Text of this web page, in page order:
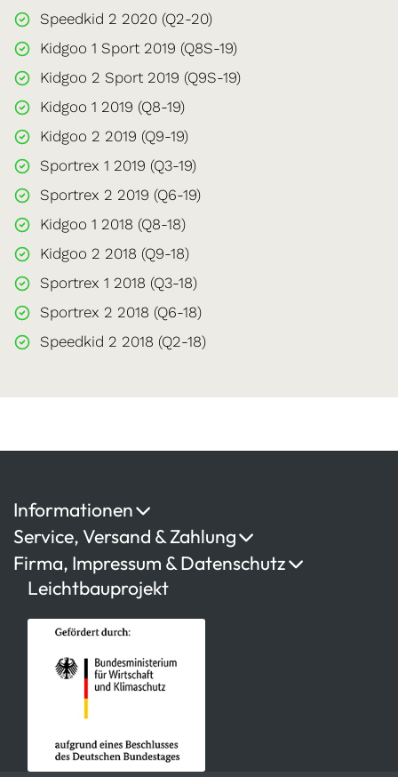
Speedkid 2 2020 (Q2-20)
Kidgoo 1 Sport 2019 (Q8S-19)
Kidgoo 2 Sport 2019 (Q9S-19)
Kidgoo 1 2019 (Q8-19)
Kidgoo 2 2019 (Q9-19)
Sportrex 1 2019 (Q3-19)
Sportrex 2 2019 (Q6-19)
Kidgoo 1 2018 (Q8-18)
Kidgoo 2 2018 (Q9-18)
Sportrex 1 2018 (Q3-18)
Sportrex 2 2018 (Q6-18)
Speedkid 2 2018 (Q2-18)
Informationen
Service, Versand & Zahlung
Firma, Impressum & Datenschutz
Leichtbauprojekt